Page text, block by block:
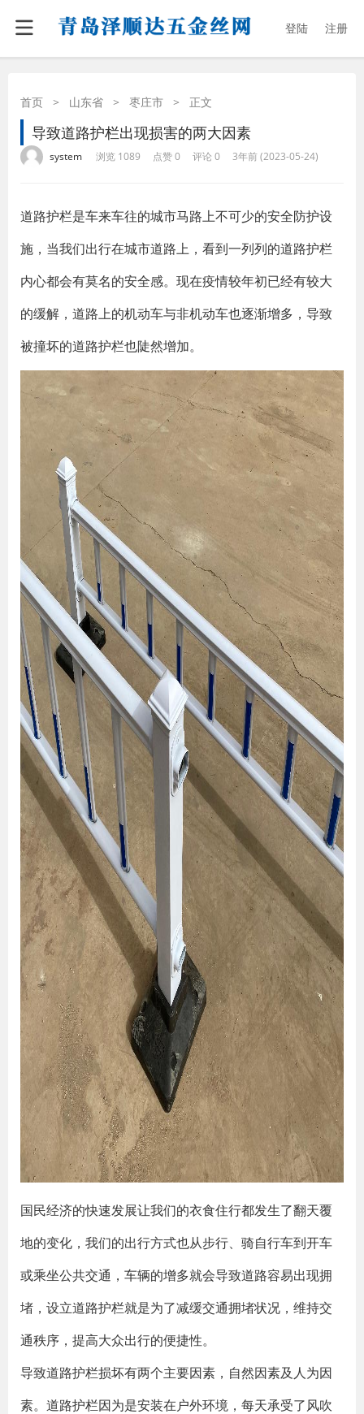
登陆 注册
首页 > 山东省 > 枣庄市 > 正文
导致道路护栏出现损害的两大因素
system 浏览 1089 点赞 0 评论 0 3年前 (2023-05-24)
道路护栏是车来车往的城市马路上不可少的安全防护设
施，当我们出行在城市道路上，看到一列列的道路护栏
内心都会有莫名的安全感。现在疫情较年初已经有较大
的缓解，道路上的机动车与非机动车也逐渐增多，导致
被撞坏的道路护栏也陡然增加。
国民经济的快速发展让我们的衣食住行都发生了翻天覆
地的变化，我们的出行方式也从步行、骑自行车到开车
或乘坐公共交通，车辆的增多就会导致道路容易出现拥
堵，设立道路护栏就是为了减缓交通拥堵状况，维持交
通秩序，提高大众出行的便捷性。
导致道路护栏损坏有两个主要因素，自然因素及人为因
素。道路护栏因为是安装在户外环境，每天承受了风吹